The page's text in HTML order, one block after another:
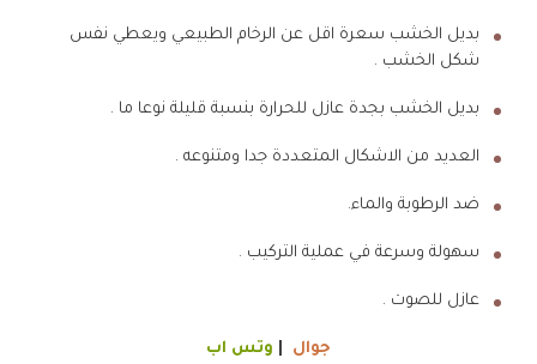
بديل الخشب سعرة اقل عن الرخام الطبيعي ويعطي نفس
شكل الخشب .
بديل الخشب بجدة عازل للحرارة بنسبة قليلة نوعا ما .
العديد من الاشكال المتعددة جدا ومتنوعه .
ضد الرطوبة والماء.
سهولة وسرعة في عملية التركيب .
عازل للصوت .
جوال وتس اب